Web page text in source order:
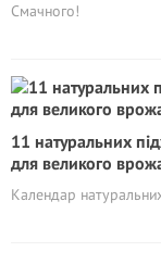
Смачного!
11 натуральних
для великого
Календар